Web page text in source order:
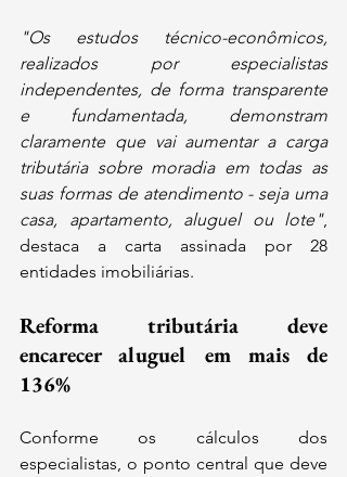
"Os estudos técnico-econômicos,
realizados por especialistas
independentes, de forma transparente
e fundamentada, demonstram
claramente que vai aumentar a carga
tributária sobre moradia em todas as
suas formas de atendimento - seja uma
casa, apartamento, aluguel ou lote",
destaca a carta assinada por 28
entidades imobiliárias.
Reforma tributária deve
encarecer aluguel em mais de
136%
Conforme os cálculos dos
especialistas, o ponto central que deve